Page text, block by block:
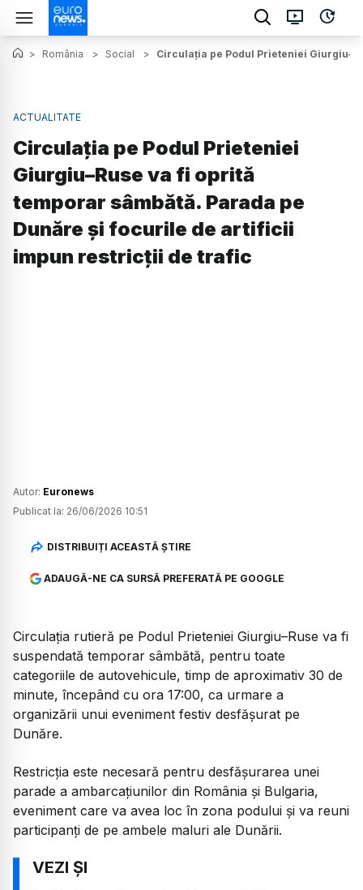
> România > Social > Circulația pe Podul Prieteniei
ACTUALITATE
Circulația pe Podul Prieteniei
Giurgiu–Ruse va fi oprită
temporar sâmbătă. Parada pe
Dunăre și focurile de artificii
impun restricții de trafic
Autor: Euronews
Publicat la: 26/06/2026 10:51
DISTRIBUIȚI ACEASTĂ ȘTIRE
ADAUGĂ-NE CA SURSĂ PREFERATĂ PE GOOGLE
Circulația rutieră pe Podul Prieteniei Giurgiu–Ruse va fi
suspendată temporar sâmbătă, pentru toate
categoriile de autovehicule, timp de aproximativ 30 de
minute, începând cu ora 17:00, ca urmare a
organizării unui eveniment festiv desfășurat pe
Dunăre.
Restricția este necesară pentru desfășurarea unei
parade a ambarcațiunilor din România și Bulgaria,
eveniment care va avea loc în zona podului și va reuni
participanți de pe ambele maluri ale Dunării.